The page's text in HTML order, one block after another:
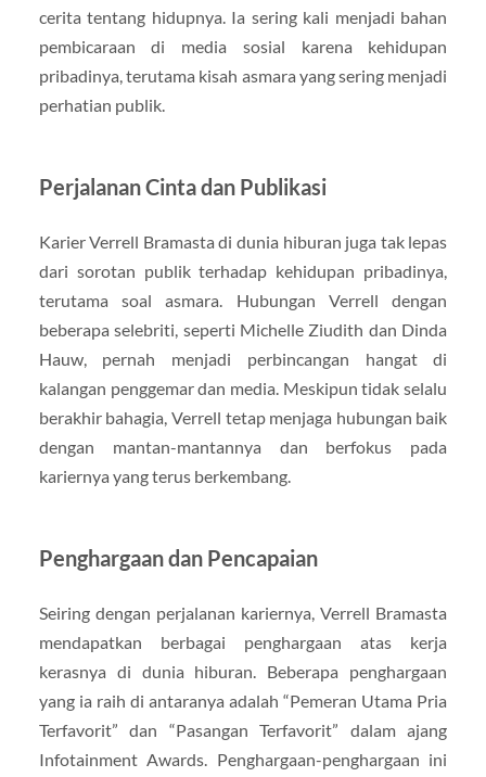
cerita tentang hidupnya. Ia sering kali menjadi bahan
pembicaraan di media sosial karena kehidupan
pribadinya, terutama kisah asmara yang sering menjadi
perhatian publik.
Perjalanan Cinta dan Publikasi
Karier Verrell Bramasta di dunia hiburan juga tak lepas
dari sorotan publik terhadap kehidupan pribadinya,
terutama soal asmara. Hubungan Verrell dengan
beberapa selebriti, seperti Michelle Ziudith dan Dinda
Hauw, pernah menjadi perbincangan hangat di
kalangan penggemar dan media. Meskipun tidak selalu
berakhir bahagia, Verrell tetap menjaga hubungan baik
dengan mantan-mantannya dan berfokus pada
kariernya yang terus berkembang.
Penghargaan dan Pencapaian
Seiring dengan perjalanan kariernya, Verrell Bramasta
mendapatkan berbagai penghargaan atas kerja
kerasnya di dunia hiburan. Beberapa penghargaan
yang ia raih di antaranya adalah “Pemeran Utama Pria
Terfavorit” dan “Pasangan Terfavorit” dalam ajang
Infotainment Awards. Penghargaan-penghargaan ini